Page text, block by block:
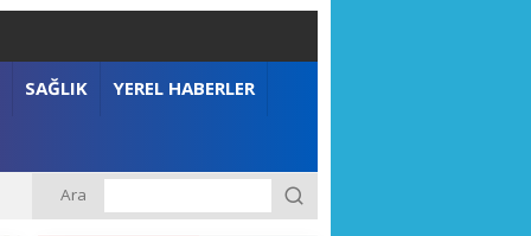
SAĞLIK YEREL HABERLER
Ara